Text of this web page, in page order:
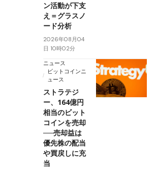
ン活動が下支
え＝グラスノ
ード分析
2026年08月04
日 10時02分
ニュース
ビットコインニ
ュース
ストラテジ
ー、164億円
相当のビット
コインを売却
──売却益は
優先株の配当
や買戻しに充
当